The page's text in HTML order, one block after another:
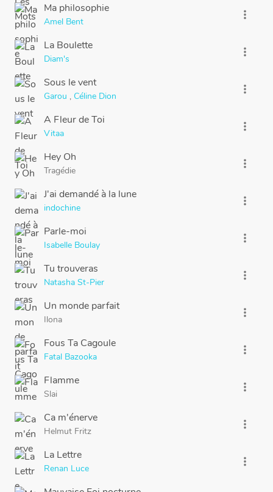
Ma philosophie
Amel Bent
more_vert
La Boulette
Diam's
more_vert
Sous le vent
Garou , Céline Dion
more_vert
A Fleur de Toi
Vitaa
more_vert
Hey Oh
Tragédie
more_vert
J'ai demandé à la lune
indochine
more_vert
Parle-moi
Isabelle Boulay
more_vert
Tu trouveras
Natasha St-Pier
more_vert
Un monde parfait
Ilona
more_vert
Fous Ta Cagoule
Fatal Bazooka
more_vert
Flamme
Slai
more_vert
Ca m'énerve
Helmut Fritz
more_vert
La Lettre
Renan Luce
more_vert